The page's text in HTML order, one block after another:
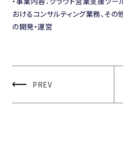
おけるコンサルティング業務、その
の開発・運営
PREV